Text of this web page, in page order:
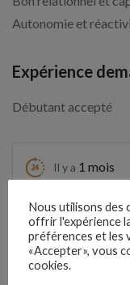
Autonomie et
Expérience
Débutant accepté
Il y a 1 mois
Clôture des
septembre 2026
Détails de l’offre
Nous utilisons des
offrir l'expérience
préférences et les
«Accepter», vous
cookies.